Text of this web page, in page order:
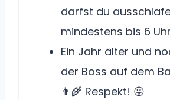
darfst du
mindestens bis 6
Ein Jahr älter und
der Boss auf dem
👨‍🌾 Respekt! 😜